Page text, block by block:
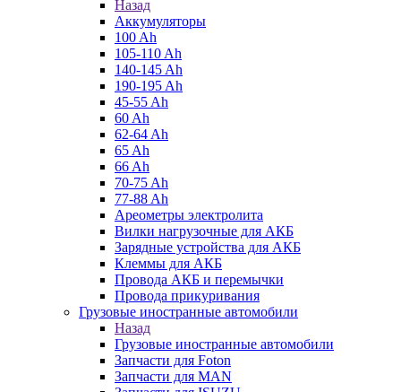
Назад
Аккумуляторы
100 Ah
105-110 Ah
140-145 Ah
190-195 Ah
45-55 Ah
60 Ah
62-64 Ah
65 Ah
66 Ah
70-75 Ah
77-88 Ah
Ареометры электролита
Вилки нагрузочные для АКБ
Зарядные устройства для АКБ
Клеммы для АКБ
Провода АКБ и перемычки
Провода прикуривания
Грузовые иностранные автомобили
Назад
Грузовые иностранные автомобили
Запчасти для Foton
Запчасти для MAN